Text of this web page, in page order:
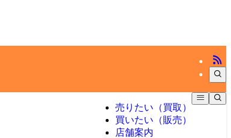
売りたい（買取）
買いたい（販売）
店舗案内